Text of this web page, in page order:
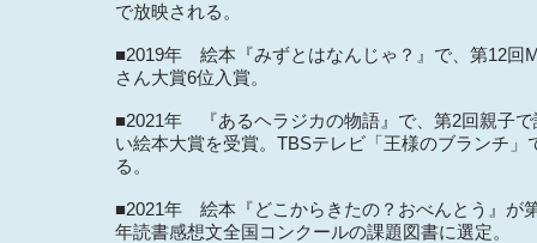
で放映される。
■2019年 絵本『みずとはなんじゃ？』で、第12回
さん大賞6位入賞。
■2021年 『あるヘラジカの物語』で、第2回親子で
い絵本大賞を受賞。TBSテレビ「王様のブランチ」
る。
■2021年 絵本『どこからきたの？おべんとう』が
年読書感想文全国コンクールの課題図書に選定。